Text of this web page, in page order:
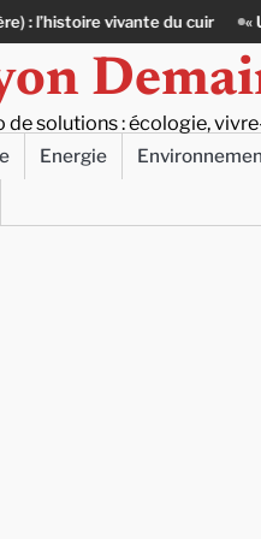
vivante du cuir « Un sur un
de solutions : écologie,
Energie